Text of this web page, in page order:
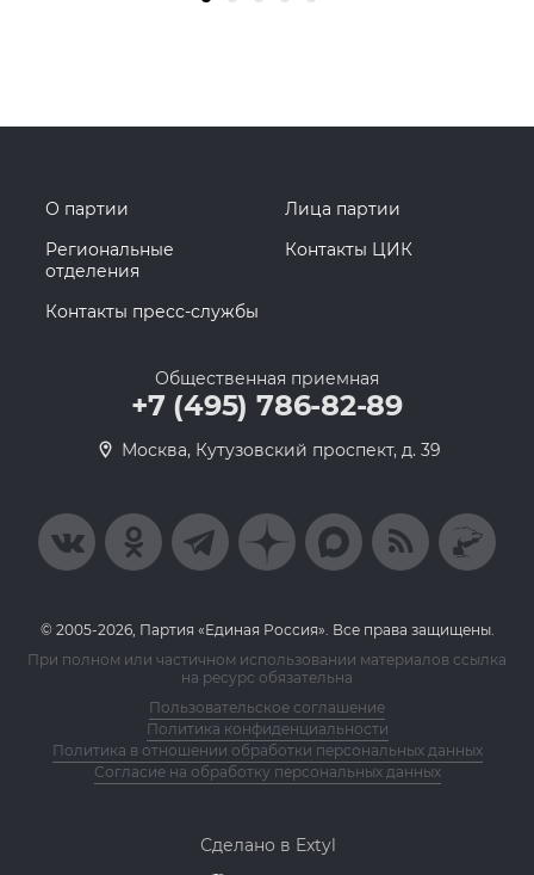
О партии
Лица партии
Региональные
отделения
Контакты ЦИК
Контакты пресс-службы
Общественная приемная
+7 (495) 786-82-89
Москва, Кутузовский проспект, д. 39
© 2005-2026, Партия «Единая Россия». Все права защищены.
При полном или частичном использовании материалов ссылка
на ресурс обязательна
Пользовательское соглашение
Политика конфиденциальности
Политика в отношении обработки персональных данных
Согласие на обработку персональных данных
Сделано в Extyl